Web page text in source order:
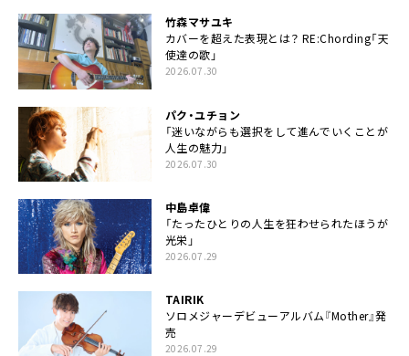
竹森マサユキ
カバーを超えた表現とは？ RE:Chording「天
使達の歌」
2026.07.30
パク・ユチョン
「迷いながらも選択をして進んでいくことが
人生の魅力」
2026.07.30
中島卓偉
「たったひとりの人生を狂わせられたほうが
光栄」
2026.07.29
TAIRIK
ソロメジャーデビューアルバム『Mother』発
売
2026.07.29